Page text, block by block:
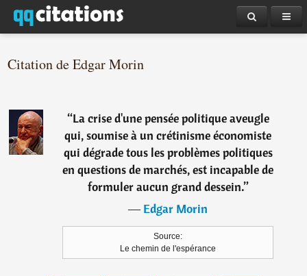
Citation de Edgar Morin
“La crise d'une pensée politique aveugle
qui, soumise à un crétinisme économiste
qui dégrade tous les problèmes politiques
en questions de marchés, est incapable de
formuler aucun grand dessein.”
―Edgar Morin
Source:
Le chemin de l'espérance